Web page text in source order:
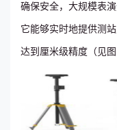
确保安全，大规模表
它能够实时地提供测
达到厘米级精度（见图